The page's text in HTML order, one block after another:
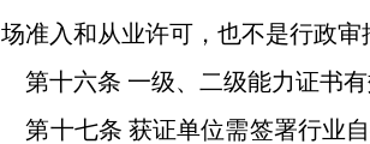
场准入和从业许可，也不是行政审
第十六条 一级、二级能力证书有
第十七条 获证单位需签署行业